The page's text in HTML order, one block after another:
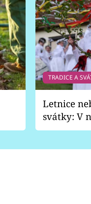
TRADICE A
Letnice
svátky: V
pondělí